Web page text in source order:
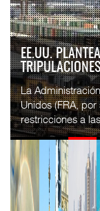
APM
MOVIMIENTO
El operador
Terminal Trucks
Contenedores